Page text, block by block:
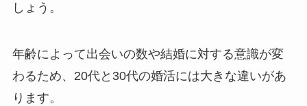
しょう。
年齢によって出会いの数や結婚に対する意識が変
わるため、20代と30代の婚活には大きな違いがあ
ります。